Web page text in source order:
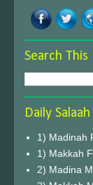
Search This
Daily